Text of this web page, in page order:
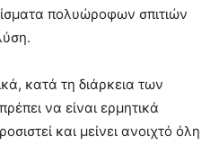
πολυώροφων σπιτιών
κατά τη διάρκεια των
να είναι ερμητικά
και μείνει ανοιχτό όλη